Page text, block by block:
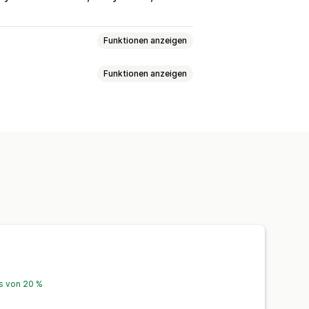
Funktionen anzeigen
Funktionen anzeigen
von 20 %